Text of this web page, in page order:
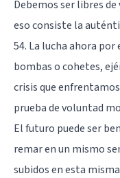
Debemos ser libres
eso consiste la
54. La lucha ahora
bombas o cohetes,
crisis que
prueba de voluntad
El futuro puede ser
remar en un mismo
subidos en esta